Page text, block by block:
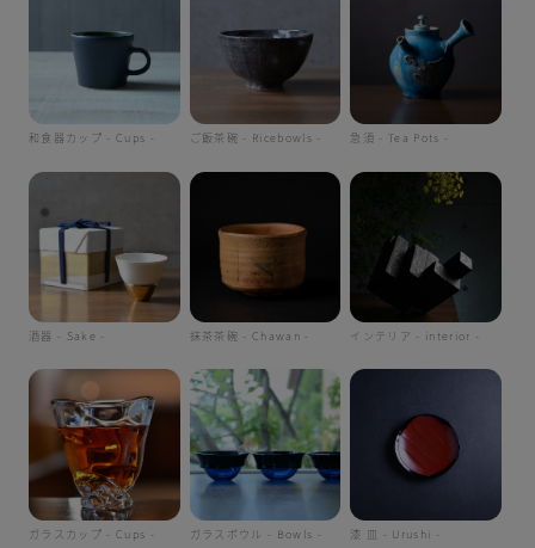
和食器カップ - Cups - ご飯茶碗 - Ricebowls - 急須 - Tea Pots -
酒器 - Sake - 抹茶茶碗 - Chawan - インテリア - interior -
ガラスカップ - Cups - ガラスボウル - Bowls - 漆 皿 - Urushi -